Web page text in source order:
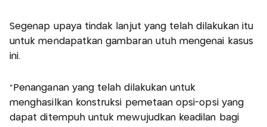
Segenap upaya tindak lanjut yang telah dilakukan itu
untuk mendapatkan gambaran utuh mengenai kasus
ini.
"Penanganan yang telah dilakukan untuk
menghasilkan konstruksi pemetaan opsi-opsi yang
dapat ditempuh untuk mewujudkan keadilan bagi